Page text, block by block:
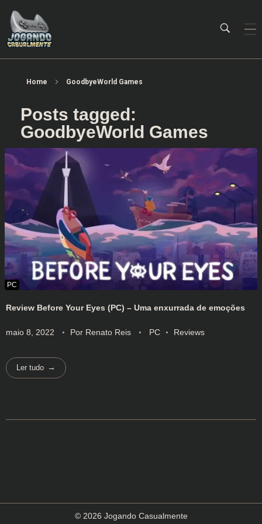
Home GoodbyeWorld Games
Posts tagged:
GoodbyeWorld Games
Review Before Your Eyes (PC) – Uma enxurrada de emoções
maio 8, 2022 Por Renato Reis PC Reviews
Ler tudo
© 2026 Jogando Casualmente